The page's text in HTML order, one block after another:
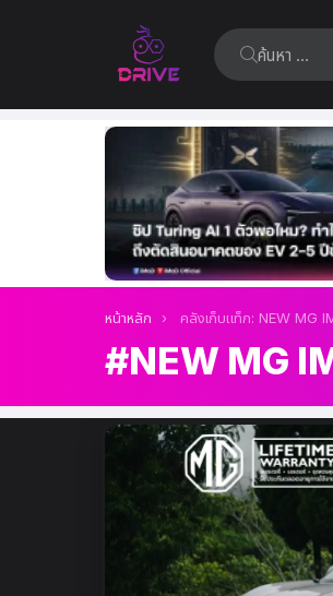
ค้นหา:
เรื่อง
ล่าสุด
คุณอยู่ที่นี่:
หน้าหลัก คลังเก็บแท็ก: NEW MG IM6
NEW MG
เรื่อง